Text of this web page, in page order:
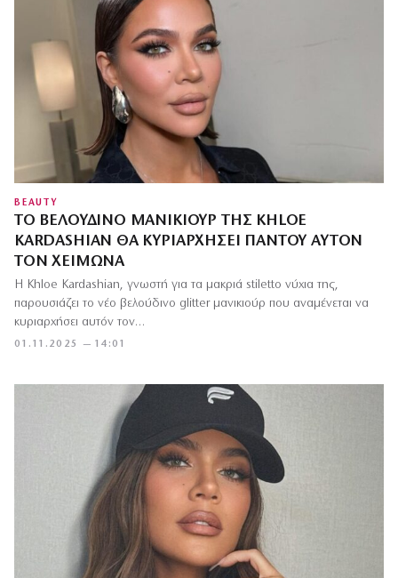
BEAUTY
ΤΟ ΒΕΛΟΎΔΙΝΟ ΜΑΝΙΚΙΟΎΡ ΤΗΣ KHLOE
KARDASHIAN ΘΑ ΚΥΡΙΑΡΧΉΣΕΙ ΠΑΝΤΟΎ ΑΥΤΌΝ
ΤΟΝ ΧΕΙΜΏΝΑ
01.11.2025 — 14:01
Η Khloe Kardashian, γνωστή για τα μακριά stiletto νύχια της,
παρουσιάζει το νέο βελούδινο glitter μανικιούρ που αναμένεται να
κυριαρχήσει αυτόν τον…